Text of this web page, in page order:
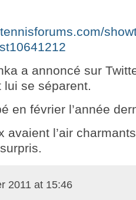
a annoncé sur
lui se séparent.
en février l’année
avaient l’air
2011 at 15:46